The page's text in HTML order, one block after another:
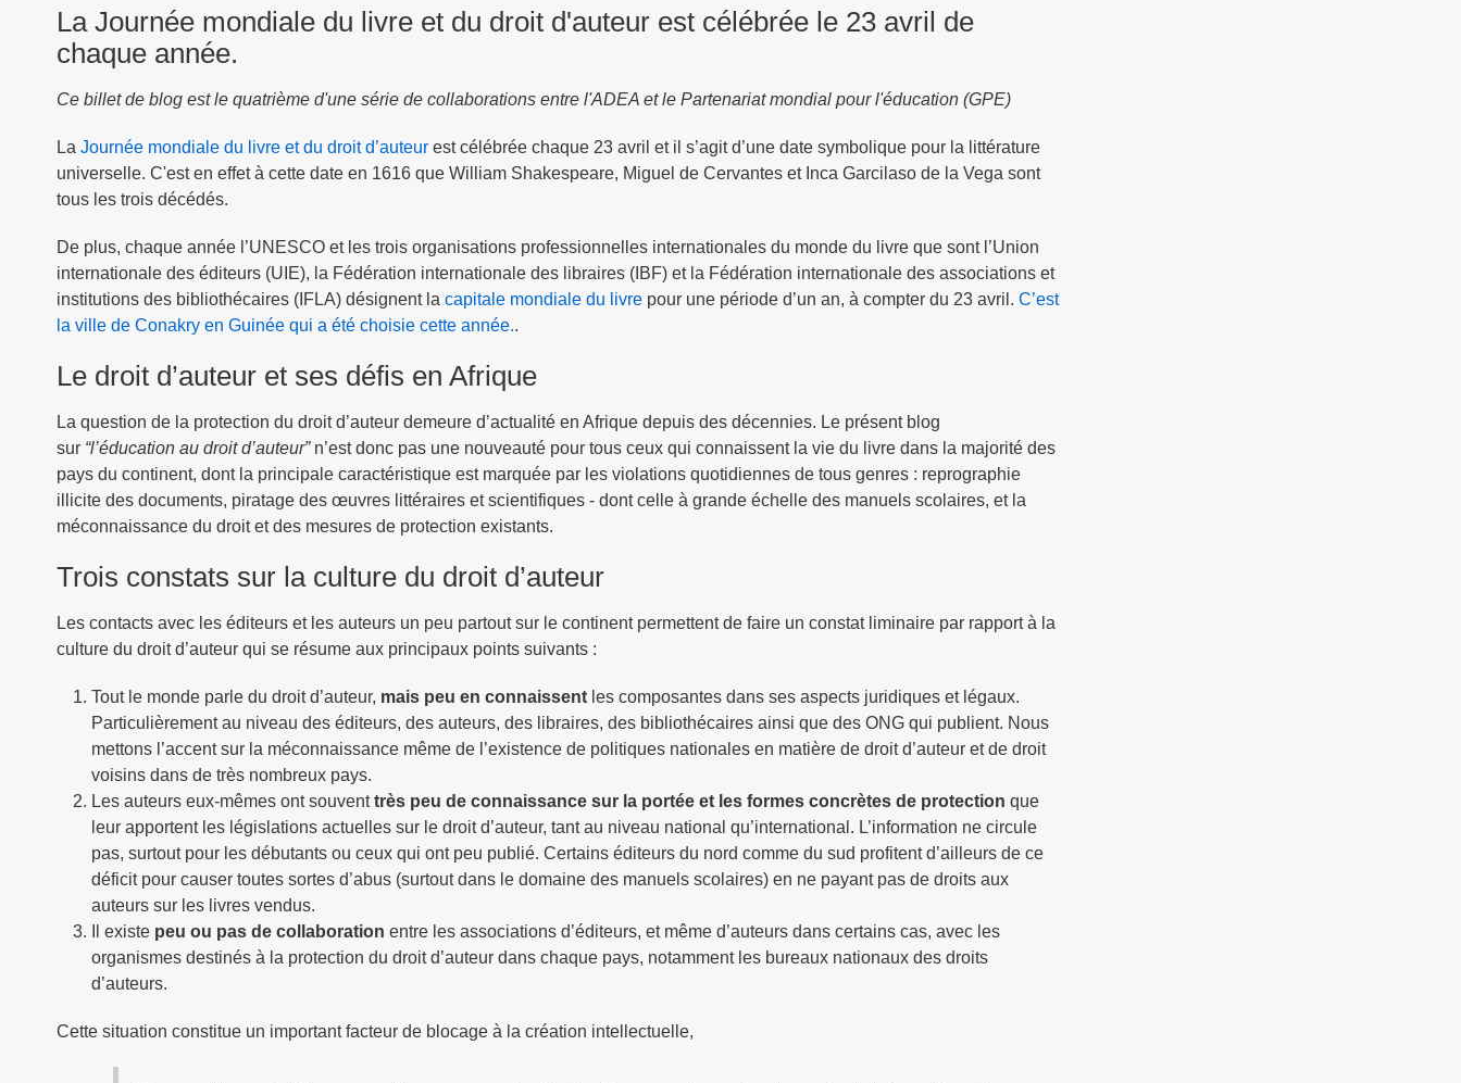
La Journée mondiale du livre et du droit d'auteur est célébrée le 23 avril de
chaque année.
Ce billet de blog est le quatrième d'une série de collaborations entre l'ADEA et le Partenariat mondial pour l'éducation (GPE)
La Journée mondiale du livre et du droit d’auteur est célébrée chaque 23 avril et il s’agit d’une date symbolique pour la littérature
universelle. C'est en effet à cette date en 1616 que William Shakespeare, Miguel de Cervantes et Inca Garcilaso de la Vega sont
tous les trois décédés.
De plus, chaque année l’UNESCO et les trois organisations professionnelles internationales du monde du livre que sont l’Union
internationale des éditeurs (UIE), la Fédération internationale des libraires (IBF) et la Fédération internationale des associations et
institutions des bibliothécaires (IFLA) désignent la capitale mondiale du livre pour une période d’un an, à compter du 23 avril. C’est
la ville de Conakry en Guinée qui a été choisie cette année..
Le droit d’auteur et ses défis en Afrique
La question de la protection du droit d’auteur demeure d’actualité en Afrique depuis des décennies. Le présent blog
sur “l’éducation au droit d’auteur”n’est donc pas une nouveauté pour tous ceux qui connaissent la vie du livre dans la majorité des
pays du continent, dont la principale caractéristique est marquée par les violations quotidiennes de tous genres : reprographie
illicite des documents, piratage des œuvres littéraires et scientifiques - dont celle à grande échelle des manuels scolaires, et la
méconnaissance du droit et des mesures de protection existants.
Trois constats sur la culture du droit d’auteur
Les contacts avec les éditeurs et les auteurs un peu partout sur le continent permettent de faire un constat liminaire par rapport à la
culture du droit d’auteur qui se résume aux principaux points suivants :
Tout le monde parle du droit d’auteur, mais peu en connaissent les composantes dans ses aspects juridiques et légaux.
Particulièrement au niveau des éditeurs, des auteurs, des libraires, des bibliothécaires ainsi que des ONG qui publient. Nous
mettons l’accent sur la méconnaissance même de l’existence de politiques nationales en matière de droit d’auteur et de droit
voisins dans de très nombreux pays.
Les auteurs eux-mêmes ont souventtrès peu de connaissance sur la portée et les formes concrètes de protection que
leur apportent les législations actuelles sur le droit d’auteur, tant au niveau national qu’international. L’information ne circule
pas, surtout pour les débutants ou ceux qui ont peu publié. Certains éditeurs du nord comme du sud profitent d’ailleurs de ce
déficit pour causer toutes sortes d’abus (surtout dans le domaine des manuels scolaires) en ne payant pas de droits aux
auteurs sur les livres vendus.
Il existe peu ou pas de collaboration entre les associations d’éditeurs, et même d’auteurs dans certains cas, avec les
organismes destinés à la protection du droit d’auteur dans chaque pays, notamment les bureaux nationaux des droits
d’auteurs.
Cette situation constitue un important facteur de blocage à la création intellectuelle,